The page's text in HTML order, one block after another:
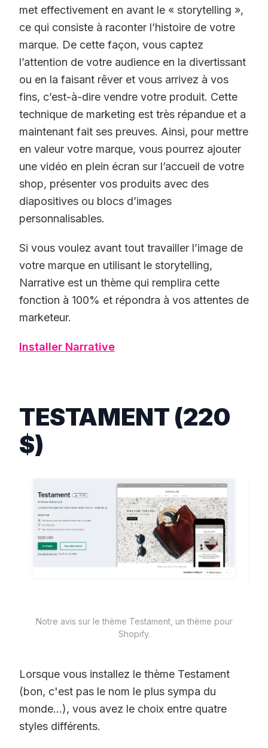
met effectivement en avant le « storytelling »,
ce qui consiste à raconter l’histoire de votre
marque. De cette façon, vous captez
l’attention de votre audience en la divertissant
ou en la faisant rêver et vous arrivez à vos
fins, c’est-à-dire vendre votre produit. Cette
technique de marketing est très répandue et a
maintenant fait ses preuves. Ainsi, pour mettre
en valeur votre marque, vous pourrez ajouter
une vidéo en plein écran sur l’accueil de votre
shop, présenter vos produits avec des
diapositives ou blocs d’images
personnalisables.
Si vous voulez avant tout travailler l’image de
votre marque en utilisant le storytelling,
Narrative est un thème qui remplira cette
fonction à 100% et répondra à vos attentes de
marketeur.
Installer Narrative
TESTAMENT (220
$)
Notre avis sur le thème Testament, un thème pour
Shopify.
Lorsque vous installez le thème Testament
(bon, c'est pas le nom le plus sympa du
monde...), vous avez le choix entre quatre
styles différents.